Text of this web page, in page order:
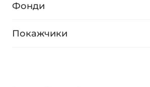
Фонди
Покажчики